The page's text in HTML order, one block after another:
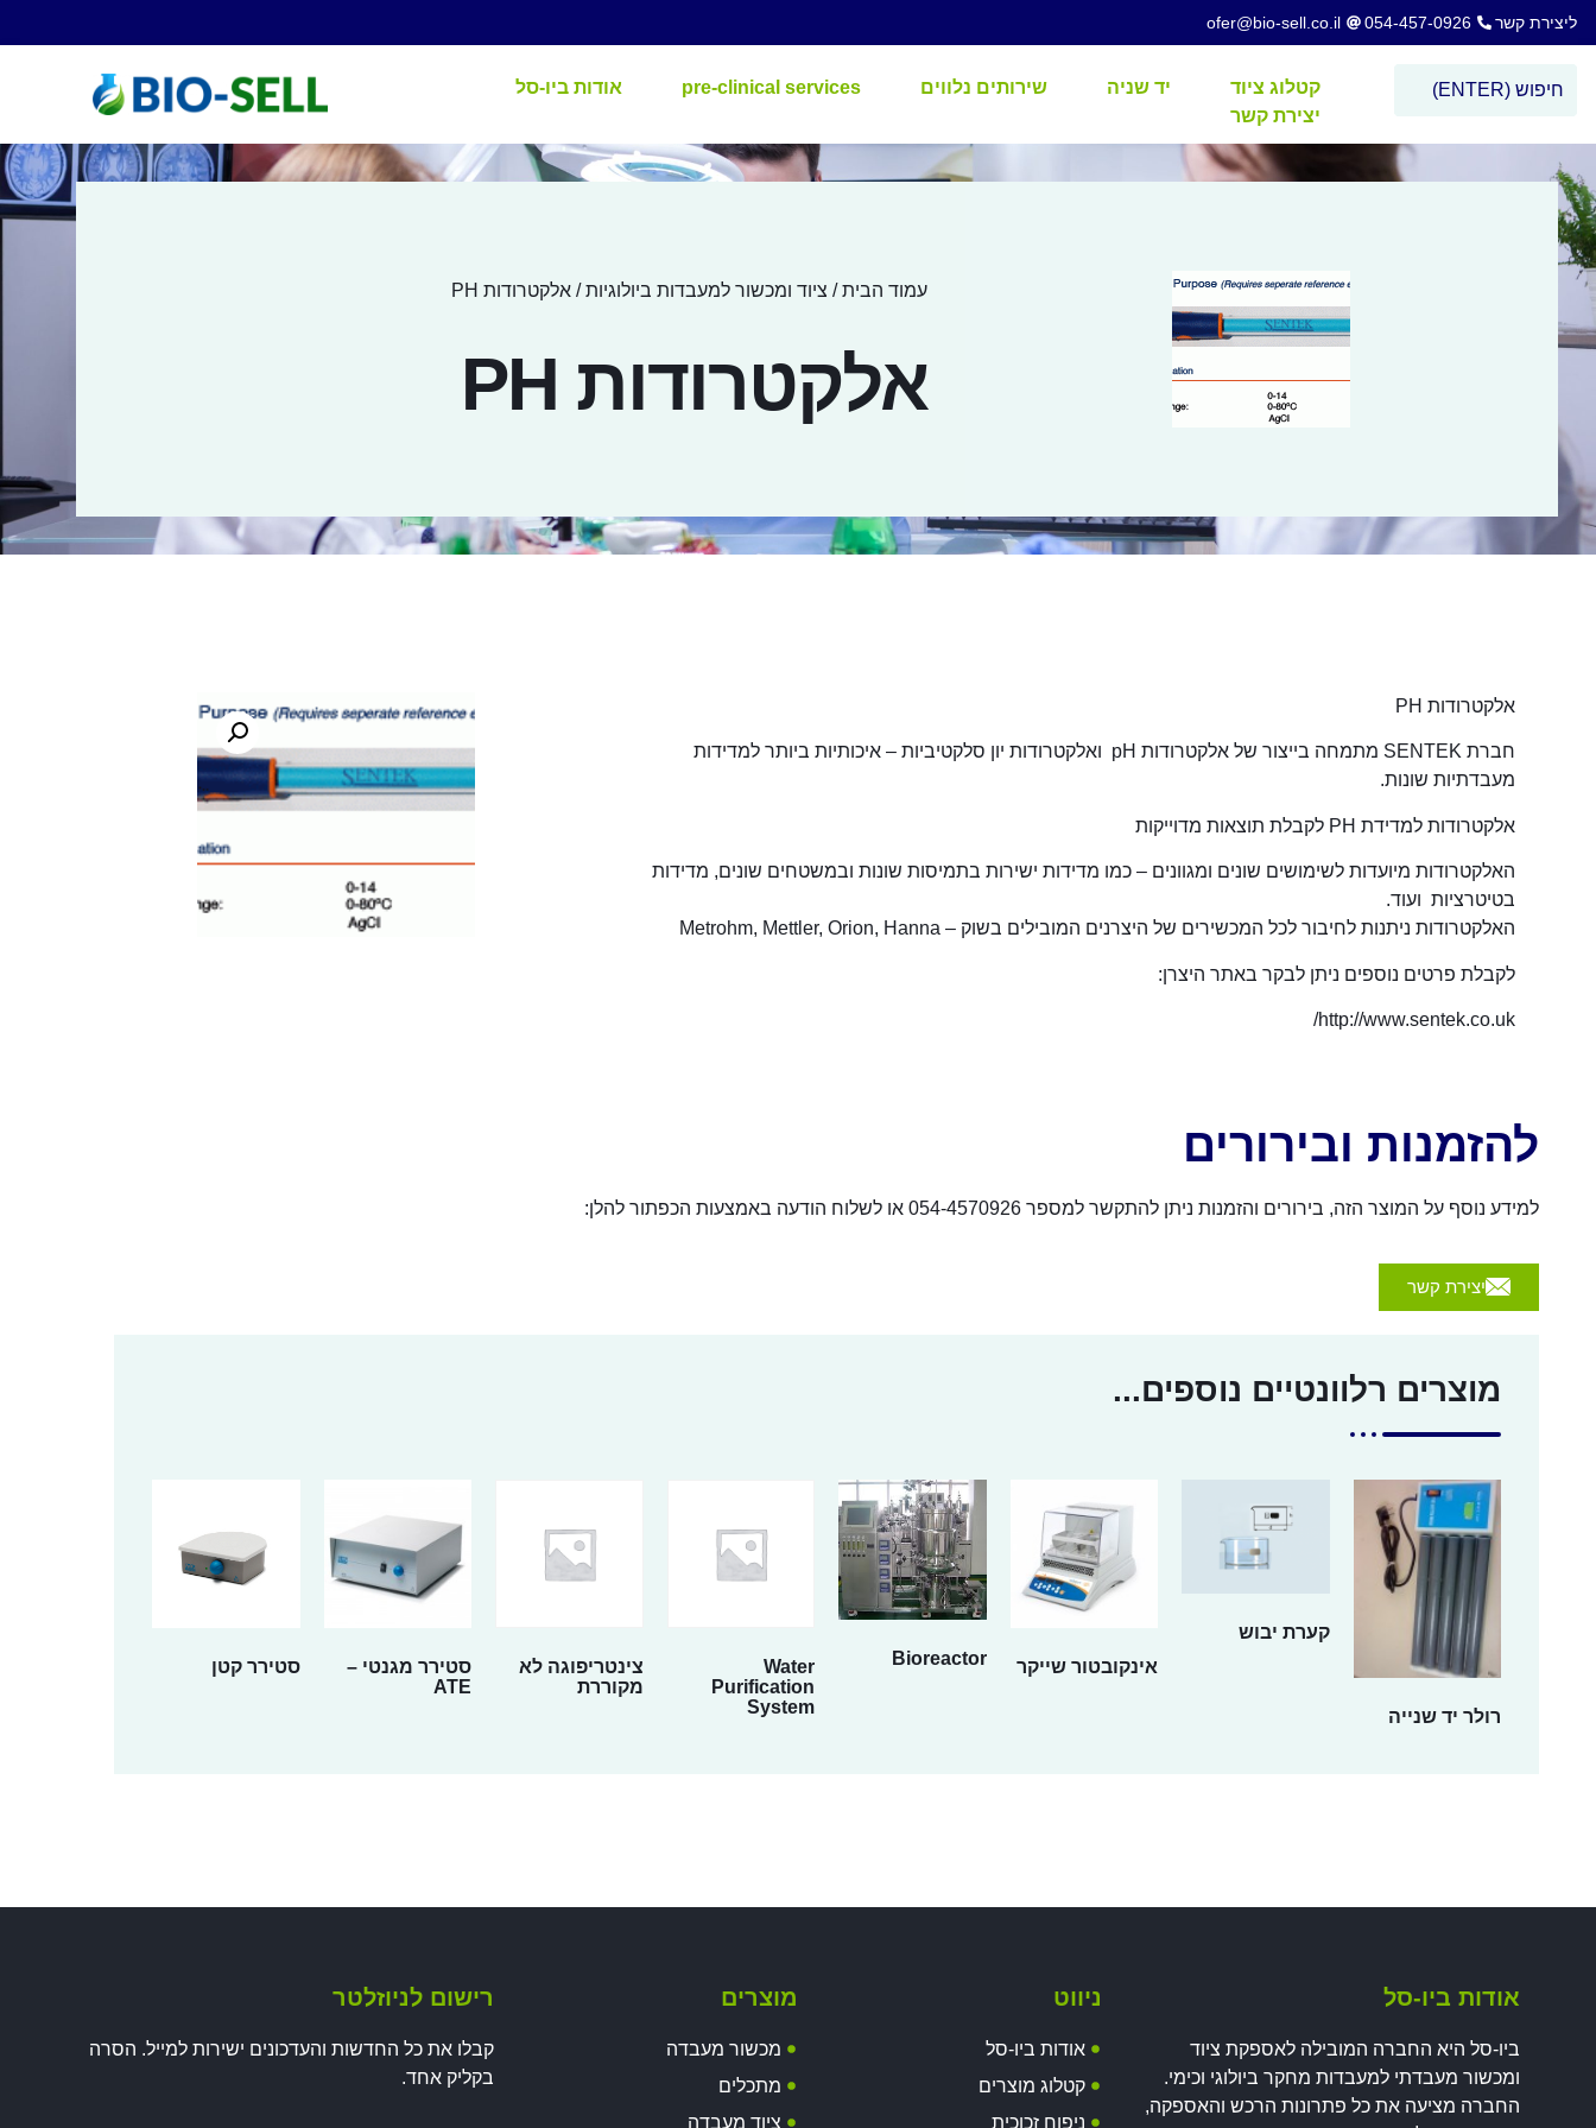
ליצירת קשר 054-457-0926
ofer@bio-sell.co.il
קטלוג ציוד יד שניה שירותים נלווים pre-clinical services
אודות ביו-סל
יצירת קשר
עמוד הבית/ ציוד ומכשור למעבדות ביולוגיות/ אלקטרודות PH
אלקטרודות PH
אלקטרודות PH
חברת SENTEK מתמחה בייצור של אלקטרודות pH ואלקטרודות יון סלקטיביות – איכותיות ביותר למדידות
מעבדתיות שונות.
אלקטרודות למדידת PH לקבלת תוצאות מדוייקות
האלקטרודות מיועדות לשימושים שונים ומגוונים – כמו מדידות ישירות בתמיסות שונות ובמשטחים שונים, מדידות
בטיטרציות ועוד.
האלקטרודות ניתנות לחיבור לכל המכשירים של היצרנים המובילים בשוק – Metrohm, Mettler, Orion, Hanna
לקבלת פרטים נוספים ניתן לבקר באתר היצרן:
http://www.sentek.co.uk/
להזמנות ובירורים
למידע נוסף על המוצר הזה, בירורים והזמנות ניתן להתקשר למספר 054-4570926 או לשלוח הודעה באמצעות הכפתור להלן:
יצירת קשר
מוצרים רלוונטיים נוספים...
רולר יד שנייה
קערת יבוש
אינקובטור שייקר
Bioreactor
Water
Purification
System
צינטריפוגה לא
מקוררת
סטירר מגנטי –
ATE
סטירר קטן
אודות ביו-סל
ביו-סל היא החברה המובילה לאספקת ציוד
ומכשור מעבדתי למעבדות מחקר ביולוגי וכימי.
החברה מציעה את כל פתרונות הרכש והאספקה,
ניווט
אודות ביו-סל
קטלוג מוצרים
ניפוח זכוכית
מוצרים
מכשור מעבדה
מתכלים
ציוד מעבדה
רישום לניוזלטר
קבלו את כל החדשות והעדכונים ישירות למייל. הסרה
בקליק אחד.